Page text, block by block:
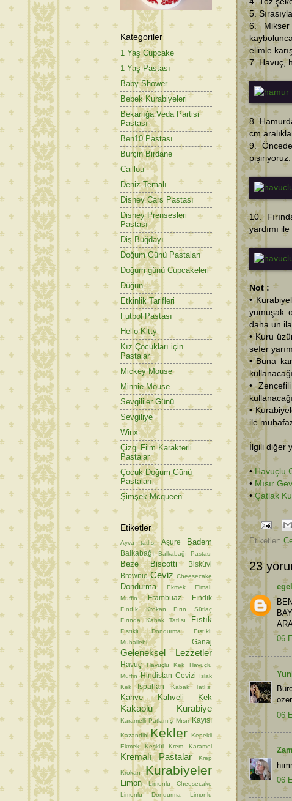
5.
6. Mikser
elimle
7. Havuç,
8.
cm
9.
pişiriyoruz.
10.
yardımı
Not :
•
yumuşak
daha un
• Kuru
sefer
• Buna
•
•
ile
İlgili diğer
•Havuçlu
• Mısır
•Çatlak
Etiketler:
23
06
06
06
Kategoriler
1 Yaş Cupcake
1 Yaş Pastası
Baby Shower
Bebek Kurabiyeleri
Bekarlığa Veda Partisi
Pastası
Ben10 Pastası
Burçin Birdane
Caillou
Deniz Temalı
Disney Cars Pastası
Disney Prensesleri
Pastası
Diş Buğdayı
Doğum Günü Pastaları
Doğum günü Cupcakeleri
Düğün
Etkinlik Tarifleri
Futbol Pastası
Hello Kitty
Kız Çocukları için
Pastalar
Mickey Mouse
Minnie Mouse
Sevgililer Günü
Sevgiliye
Winx
Çizgi Film Karakterli
Pastalar
Çocuk Doğum Günü
Pastaları
Şimşek Mcqueen
Etiketler
Ayva tatlısı Aşure Badem
Balkabağı Balkabağı Pastası
Beze Biscotti
Bisküvi
Brownie Ceviz Cheesecake
Dondurma Ekmek
Elmalı
Muffin
Frambuaz Fındık
Fındık Krokan
Fırın Sütlaç
Fırında Kabak Tatlısı
Fıstık
Fıstıklı Dondurma
Fıstıklı
Muhallebi
Ganaj
Geleneksel Lezzetler
Havuç Havuçlu Kek
Havuçlu
Muffin Hindistan Cevizi
Islak
Kek
Ispahan Kabak Tatlısı
Kahve Kahveli Kek
Kakaolu Kurabiye
Karamelli Patlamış Mısır Kayısı
Kazandibi Kekler Kepekli
Ekmek
Keşkül Krem Karamel
Kremalı Pastalar Krep
Krokan Kurabiyeler
Limon
Limonlu Cheesecake
Limonlu Dondurma
Limonlu